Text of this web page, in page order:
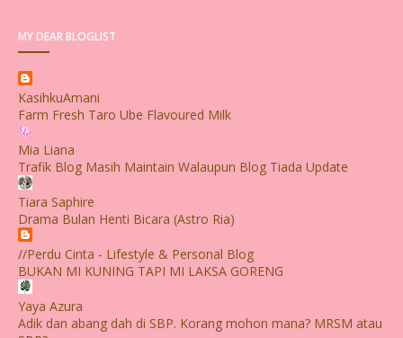
MY DEAR BLOGLIST
KasihkuAmani
Farm Fresh Taro Ube Flavoured Milk
Mia Liana
Trafik Blog Masih Maintain Walaupun Blog Tiada Update
Tiara Saphire
Drama Bulan Henti Bicara (Astro Ria)
//Perdu Cinta - Lifestyle & Personal Blog
BUKAN MI KUNING TAPI MI LAKSA GORENG
Yaya Azura
Adik dan abang dah di SBP. Korang mohon mana? MRSM atau